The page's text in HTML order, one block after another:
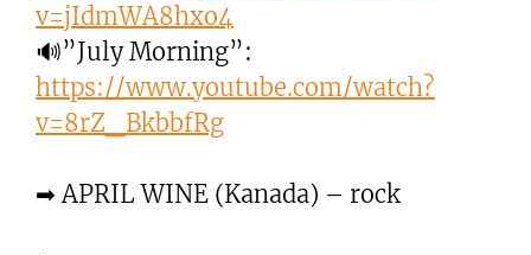
v=jIdmWA8hxo4
🔊”July Morning”:
https://www.youtube.com/watch?
v=8rZ_BkbbfRg
➡ APRIL WINE (Kanada) – rock